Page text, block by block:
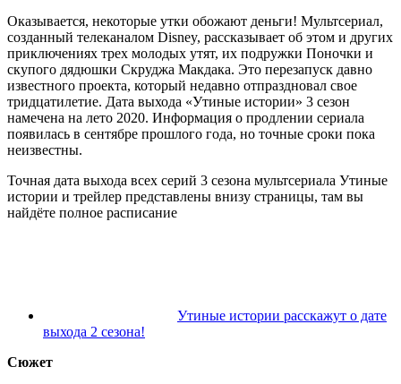
Оказывается, некоторые утки обожают деньги! Мультсериал,
созданный телеканалом Disney, рассказывает об этом и других
приключениях трех молодых утят, их подружки Поночки и
скупого дядюшки Скруджа Макдака. Это перезапуск давно
известного проекта, который недавно отпраздновал свое
тридцатилетие. Дата выхода «Утиные истории» 3 сезон
намечена на лето 2020. Информация о продлении сериала
появилась в сентябре прошлого года, но точные сроки пока
неизвестны.
Точная дата выхода всех серий 3 сезона мультсериала Утиные
истории и трейлер представлены внизу страницы, там вы
найдёте полное расписание
Утиные истории расскажут о дате
выхода 2 сезона!
Сюжет